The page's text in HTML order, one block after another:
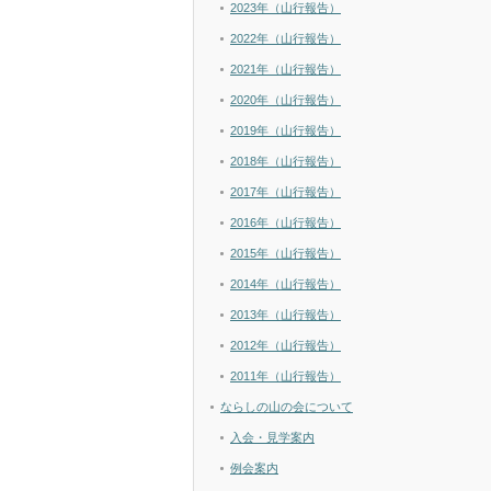
2023年（山行報告）
2022年（山行報告）
2021年（山行報告）
2020年（山行報告）
2019年（山行報告）
2018年（山行報告）
2017年（山行報告）
2016年（山行報告）
2015年（山行報告）
2014年（山行報告）
2013年（山行報告）
2012年（山行報告）
2011年（山行報告）
ならしの山の会について
入会・見学案内
例会案内